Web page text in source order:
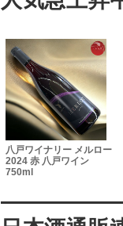
八鶴 夏の純米生貯蔵
酒 720ml